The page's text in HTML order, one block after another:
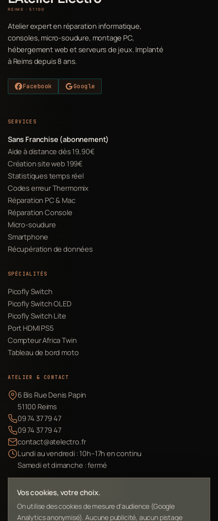
REIMS · 51100
Atelier expert en réparation informatique,
consoles, micro-soudure, montage PC,
hébergement web et serveurs de jeux. Implanté
à Reims depuis 8 ans.
Facebook Google
SERVICES
Sans Franchise (abonnement)
Aide à distance dès 19,90€
Création site web 199€
Statistiques temps réel
Codes erreur Thermomix
Réparation PC & Mac
Réparation Console
Micro-soudure
Smartphone
Récupération de données
SPÉCIALITÉS
Picofly Switch
Picofly Switch OLED
Picofly Switch Lite
Port HDMI PS5
Compteur Africa Twin
Tableau de bord moto
ATELIER & CONTACT
6 Bis Rue Denis Papin
51100 Reims
09 74 37 79 47
09 74 37 79 47
contact@atelectro.fr
Lundi au vendredi : 10h–17h en continu
Samedi et dimanche : fermé
Envoyer mon matériel
Vos cookies, votre choix.
On utilise des cookies de mesure d'audience (Google
Analytics anonymisé). Aucune publicité, aucun pistage